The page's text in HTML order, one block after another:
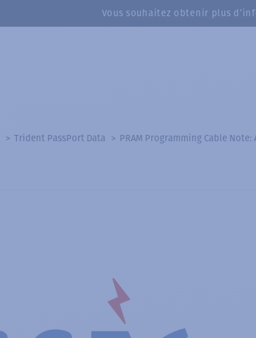
Vous souhaitez obtenir plus
Trident PassPort Data
PRAM Programming Cable